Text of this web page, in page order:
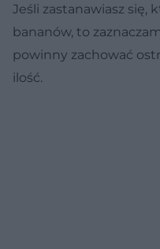
Jeśli zastanawiasz się,
bananów, to
powinny zachować
ilość.